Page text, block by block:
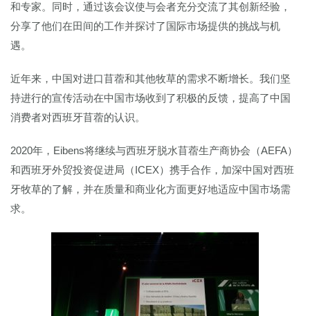
和专家。同时，通过该会议使与会者充分交流了其创新经验，
分享了他们在田间的工作并探讨了国际市场提供的挑战与机
遇。
近年来，中国对进口苜蓿和其他牧草的需求不断增长。我们坚
持进行的宣传活动在中国市场收到了积极的反馈，提高了中国
消费者对西班牙苜蓿的认识。
2020年，Eibens将继续与西班牙脱水苜蓿生产商协会（AEFA）
和西班牙外贸投资促进局（ICEX）携手合作，加深中国对西班
牙牧草的了解，并在质量和商业化方面更好地适应中国市场需
求。